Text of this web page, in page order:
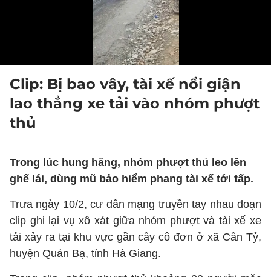
Clip: Bị bao vây, tài xế nổi giận
lao thẳng xe tải vào nhóm phượt
thủ
Trong lúc hung hăng, nhóm phượt thủ leo lên
ghế lái, dùng mũ bảo hiểm phang tài xế tới tấp.
Trưa ngày 10/2, cư dân mạng truyền tay nhau đoạn
clip ghi lại vụ xô xát giữa nhóm phượt và tài xế xe
tải xảy ra tại khu vực gần cây cô đơn ở xã Cân Tỷ,
huyện Quản Bạ, tỉnh Hà Giang.